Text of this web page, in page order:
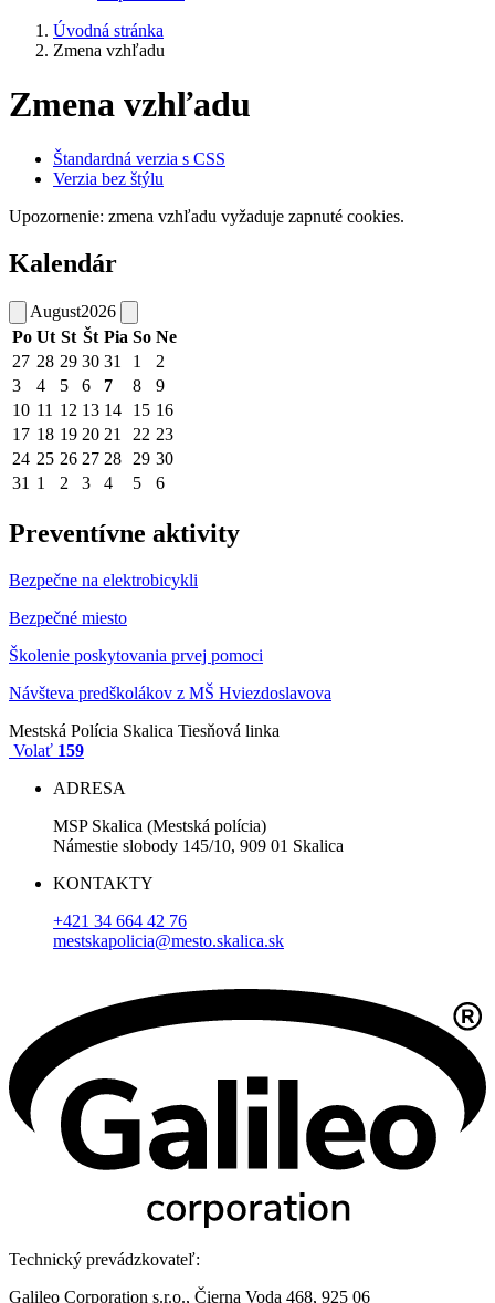
Úvodná stránka
Zmena vzhľadu
Zmena vzhľadu
Štandardná verzia s CSS
Verzia bez štýlu
Upozornenie: zmena vzhľadu vyžaduje zapnuté cookies.
Kalendár
August2026
Po Ut St Št Pia So Ne
27 28 29 30 31 1
2
3
4 5 6 7 8
9
10 11 12 13 14 15 16
17 18 19 20 21 22 23
24 25 26 27 28 29 30
31 1 2 3 4 5 6
Preventívne aktivity
Bezpečne na elektrobicykli
Bezpečné miesto
Školenie poskytovania prvej pomoci
Návšteva predškolákov z MŠ Hviezdoslavova
Mestská Polícia Skalica Tiesňová linka
Volať 159
ADRESA
MSP Skalica (Mestská polícia)
Námestie slobody 145/10, 909 01 Skalica
KONTAKTY
+421 34 664 42 76
mestskapolicia@mesto.skalica.sk
Technický prevádzkovateľ:
Galileo Corporation s.r.o., Čierna Voda 468, 925 06